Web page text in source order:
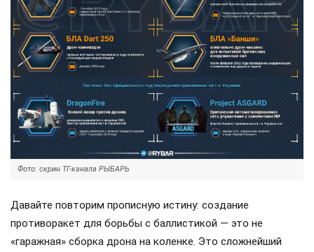
Фото: скрин ТГ-канала РЫБАРЬ
Давайте повторим прописную истину: создание
противоракет для борьбы с баллистикой — это не
«гаражная» сборка дрона на коленке. Это сложнейший